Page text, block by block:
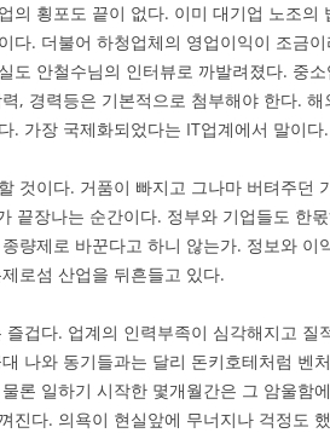
의 횡포도 끝이 없다. 이미 대기업 노조
다. 더불어 하청업체의 영업이익이 조금
도 안철수님의 인터뷰로 까발려졌다. 중
, 경력등은 기본적으로 첨부해야 한다.
. 가장 국제화되었다는 IT업계에서 말이다.
것이다. 거품이 빠지고 그나마 버텨주던
끝장나는 순간이다. 정부와 기업들도 한
량제로 바꾼다고 하니 않는가. 정보와 이
로섬 산업을 뒤흔들고 있다.
즐겁다. 업계의 인력부족이 심각해지고
나와 동기들과는 달리 돈키호테처럼 벤
론 일하기 시작한 몇개월간은 그 암울함
진다. 의욕이 현실앞에 무너지나 걱정도